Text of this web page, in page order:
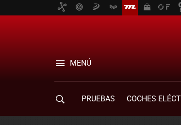
MENÚ
PRUEBAS COCHES